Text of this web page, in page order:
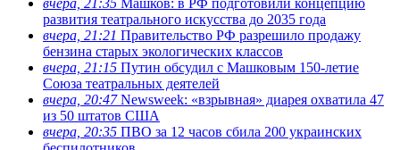
развития театрального искусства до 2035 года
вчера, 21:21 Правительство РФ разрешило продажу
бензина старых экологических классов
вчера, 21:15 Путин обсудил с Машковым 150-летие
Союза театральных деятелей
вчера, 20:47Newsweek: «взрывная» диарея охватила 47
из 50 штатов США
вчера, 20:35 ПВО за 12 часов сбила 200 украинских